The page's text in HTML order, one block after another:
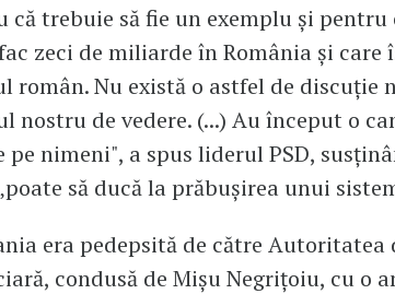
că trebuie să fie un exemplu și pentru
zeci de miliarde în România și care
român. Nu există o astfel de discuție
nostru de vedere. (...) Au început o
nimeni", a spus liderul PSD,
să ducă la prăbușirea unui
era pedepsită de către Autoritatea
condusă de Mișu Negrițoiu, cu o